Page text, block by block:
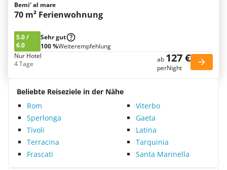
Bemi' al mare
70 m² Ferienwohnung
5.0/
6.0
Sehr gut
100 %Weiterempfehlung
Nur Hotel
4 Tage
ab 127 €
perNight
Beliebte Reiseziele in der Nähe
Rom
Viterbo
Sperlonga
Gaeta
Tivoli
Latina
Terracina
Tarquinia
Frascati
Santa Marinella